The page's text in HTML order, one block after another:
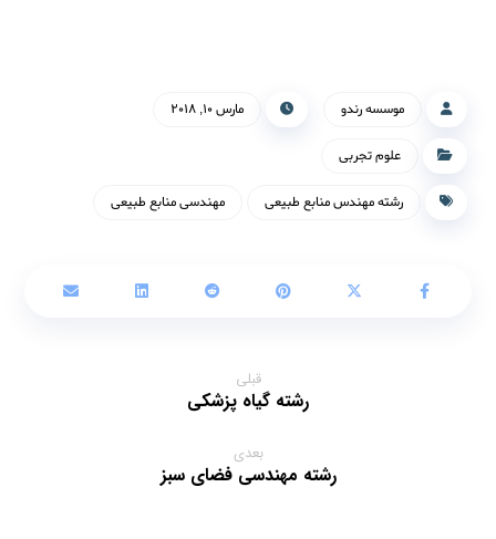
موسسه رندو مارس ۱۰, ۲۰۱۸
علوم تجربی
رشته مهندس منابع طبیعی مهندسی منابع طبیعی
قبلی
رشته گیاه پزشکی
بعدی
رشته مهندسی فضای سبز